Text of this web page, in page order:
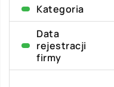
Kategoria
Data
rejestracji
firmy